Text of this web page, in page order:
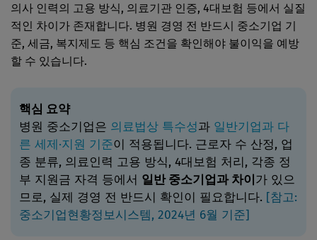
의사 인력의 고용 방식, 의료기관 인증, 4대보험 등에서 실질
적인 차이가 존재합니다. 병원 경영 전 반드시 중소기업 기
준, 세금, 복지제도 등 핵심 조건을 확인해야 불이익을 예방
할 수 있습니다.
핵심 요약
병원 중소기업은 의료법상 특수성과 일반기업과 다
른 세제·지원 기준이 적용됩니다. 근로자 수 산정, 업
종 분류, 의료인력 고용 방식, 4대보험 처리, 각종 정
부 지원금 자격 등에서 일반 중소기업과 차이 가 있으
므로, 실제 경영 전 반드시 확인이 필요합니다. [참고:
중소기업현황정보시스템, 2024년 6월 기준]